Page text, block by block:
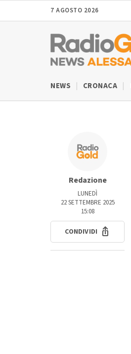
7 AGOSTO 2026
NEWS CRONACA
Redazione
LUNEDÌ
22 SETTEMBRE 2025
15:08
CONDIVIDI